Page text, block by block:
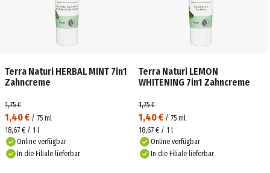
Terra Naturi HERBAL MINT 7in1
Zahncreme
1,40 € / 75 ml
1,75 €
18,67 € / 1 l
Online verfügbar
In die Filiale lieferbar
Terra Naturi LEMON
WHITENING 7in1 Zahncreme
1,40 € / 75 ml
1,75 €
18,67 € / 1 l
Online verfügbar
In die Filiale lieferbar